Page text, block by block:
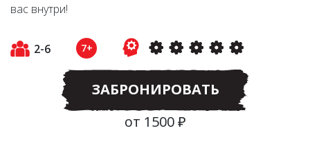
вас внутри!
2-6 7+
ЗАБРОНИРОВАТЬ
от 1500 ₽